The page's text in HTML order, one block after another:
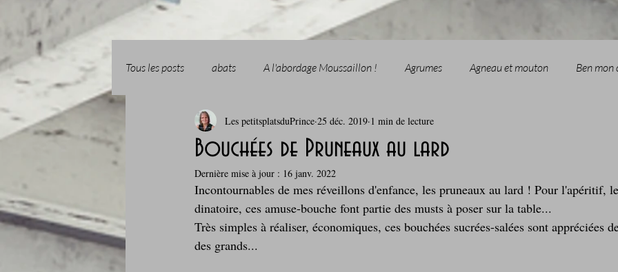
Tous les posts abats A l'abordage Moussaillon ! Agrumes Agneau et mouton Ben mon
Boissons et cocktails Boulangerie Breakfast c'est la rentrée !
Comfort food, les recettes doudou Coquillages et crustacés
Cuisine du Camping Déjeuner sur l'herbe Desserts - glaces - pâtisserie Finger food, snack
Bouchées de Pruneaux au lard
Les petitsplatsduPrince 25 déc. 2019 1 min de lecture
Dernière mise à jour : 16 janv. 2022
Incontournables de mes réveillons d'enfance, les pruneaux au lard ! Pour l'apéritif,
dinatoire, ces amuse-bouche font partie des musts à poser sur la table...
Très simples à réaliser, économiques, ces bouchées sucrées-salées sont appréciées
des grands...